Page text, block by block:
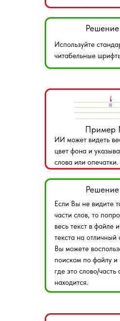
Используйте
читабельные
Решение
Пример
ИИ может видеть
цвет фона и
слова или опечатки.
Если Вы не видите
части слов, то
весь текст в файле
текста на отличный
Вы можете
поиском по файлу и
где это слово/часть
находится.
Решение